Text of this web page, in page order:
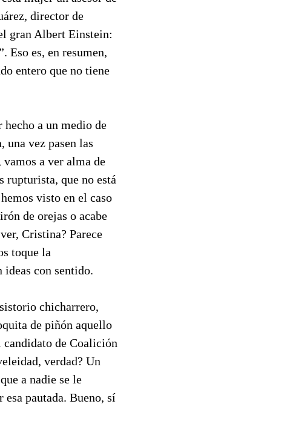
director de
gran Albert Einstein:
Eso es, en resumen,
entero que no tiene
a un medio de
vez pasen las
a ver alma de
rupturista, que no está
visto en el caso
de orejas o acabe
Cristina? Parece
toque la
ideas con sentido.
chicharrero,
de piñón aquello
candidato de Coalición
verdad? Un
a nadie se le
pautada. Bueno, sí